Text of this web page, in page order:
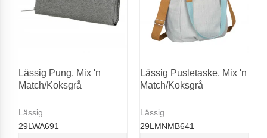
Lässig Pung, Mix 'n
Match/Koksgrå
Lässig
29LWA691
Lässig Pusletaske, Mix 'n
Match/Koksgrå
Lässig
29LMNMB641